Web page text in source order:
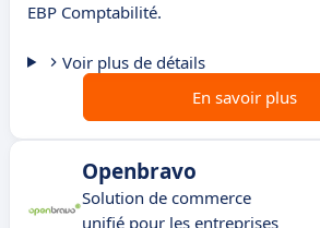
EBP Comptabilité.
Voir plus de détails
En savoir plus
Openbravo
Solution de commerce
unifié pour les entreprises